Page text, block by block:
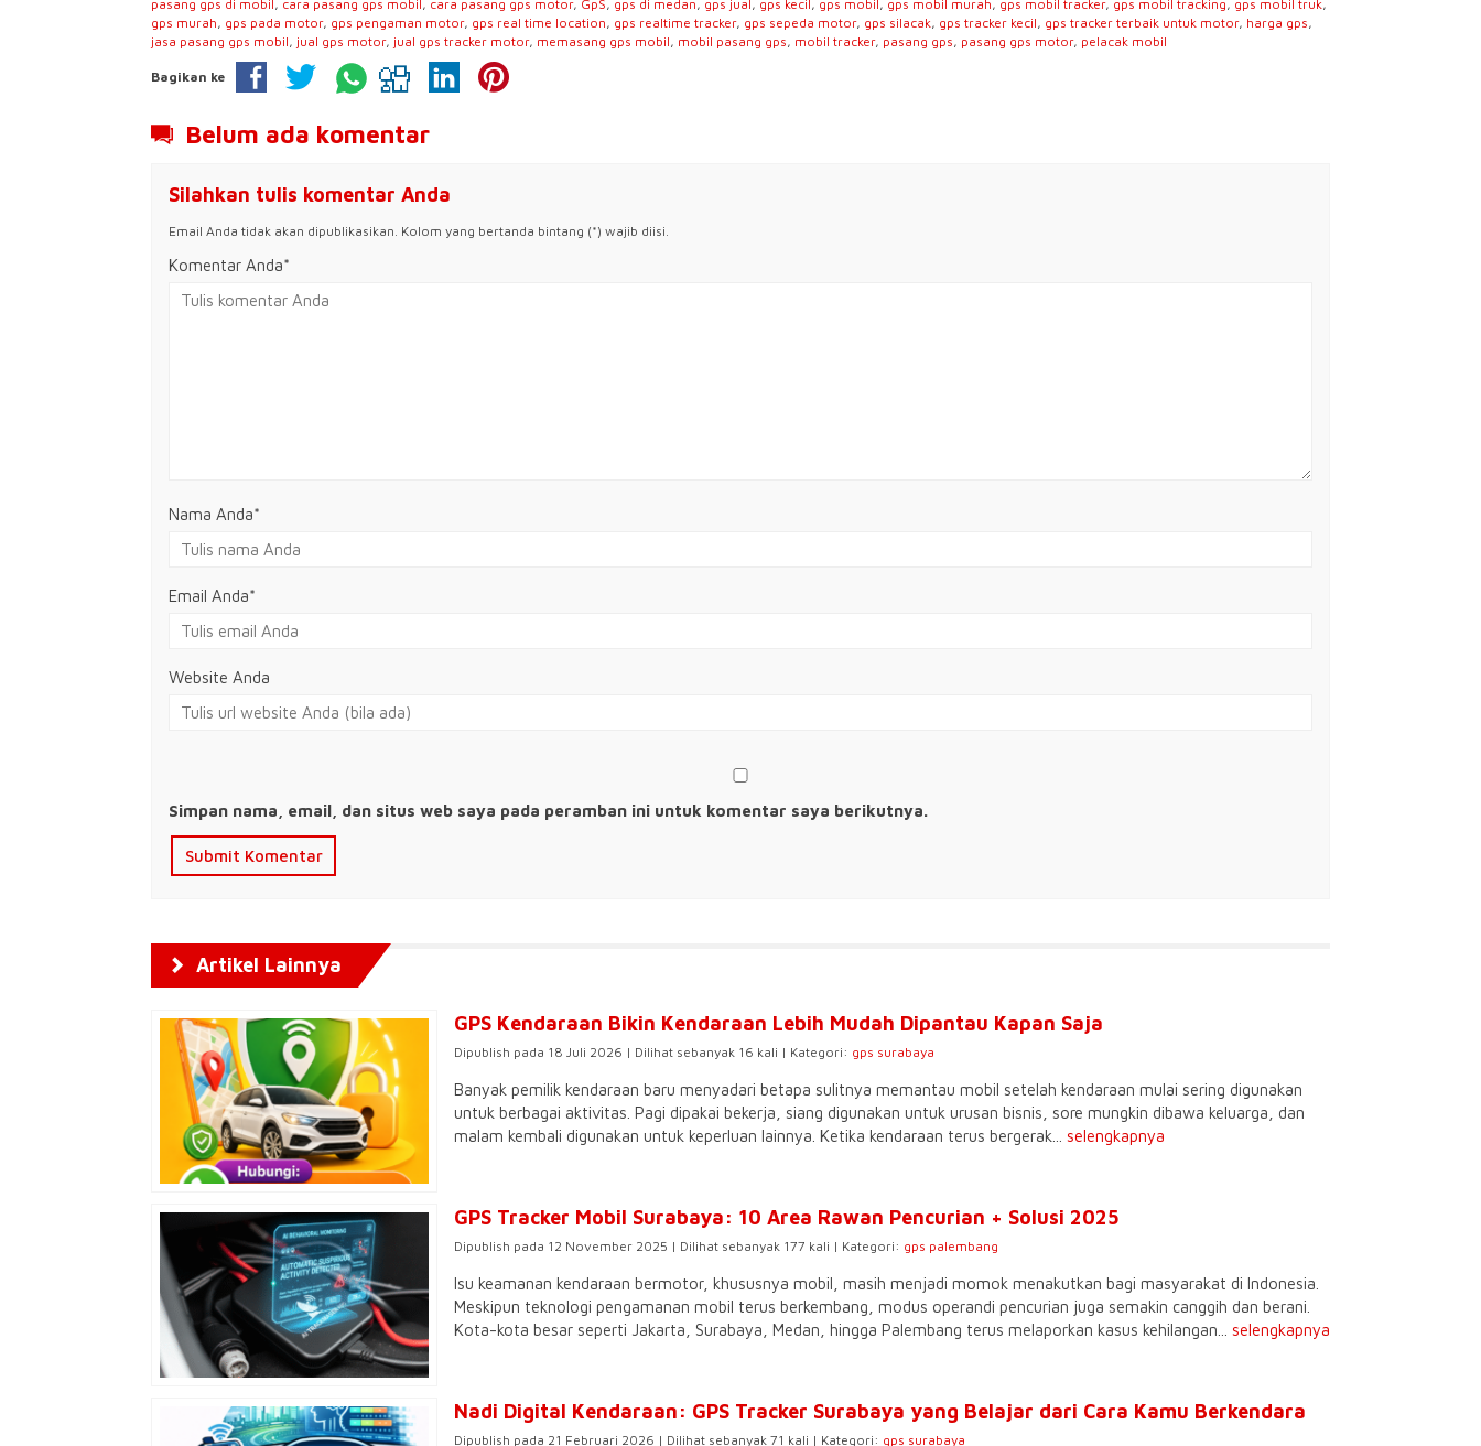
pasang gps di mobil, cara pasang gps mobil, cara pasang gps motor, GpS, gps di medan, gps jual, gps kecil, gps mobil, gps mobil murah, gps mobil tracker, gps mobil tracking, gps mobil truk,
gps murah, gps pada motor, gps pengaman motor, gps real time location, gps realtime tracker, gps sepeda motor, gps silacak, gps tracker kecil, gps tracker terbaik untuk motor, harga gps,
jasa pasang gps mobil, jual gps motor, jual gps tracker motor, memasang gps mobil, mobil pasang gps, mobil tracker, pasang gps, pasang gps motor, pelacak mobil
Bagikan ke
Belum ada komentar
Silahkan tulis komentar Anda
Email Anda tidak akan dipublikasikan. Kolom yang bertanda bintang (*) wajib diisi.
Komentar Anda*
Nama Anda*
Email Anda*
Website Anda
Simpan nama, email, dan situs web saya pada peramban ini untuk komentar saya berikutnya.
Artikel Lainnya
GPS Kendaraan Bikin Kendaraan Lebih Mudah Dipantau Kapan Saja
Dipublish pada 18 Juli 2026 | Dilihat sebanyak 16 kali | Kategori: gps surabaya
Banyak pemilik kendaraan baru menyadari betapa sulitnya memantau mobil setelah kendaraan mulai sering digunakan
untuk berbagai aktivitas. Pagi dipakai bekerja, siang digunakan untuk urusan bisnis, sore mungkin dibawa keluarga, dan
malam kembali digunakan untuk keperluan lainnya. Ketika kendaraan terus bergerak... selengkapnya
GPS Tracker Mobil Surabaya: 10 Area Rawan Pencurian + Solusi 2025
Dipublish pada 12 November 2025 | Dilihat sebanyak 177 kali | Kategori: gps palembang
Isu keamanan kendaraan bermotor, khususnya mobil, masih menjadi momok menakutkan bagi masyarakat di Indonesia.
Meskipun teknologi pengamanan mobil terus berkembang, modus operandi pencurian juga semakin canggih dan berani.
Kota-kota besar seperti Jakarta, Surabaya, Medan, hingga Palembang terus melaporkan kasus kehilangan... selengkapnya
Nadi Digital Kendaraan: GPS Tracker Surabaya yang Belajar dari Cara Kamu Berkendara
Dipublish pada 21 Februari 2026 | Dilihat sebanyak 71 kali | Kategori: gps surabaya